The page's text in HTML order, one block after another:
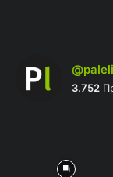
3.752